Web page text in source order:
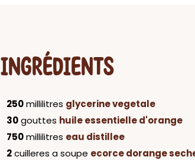
INGRÉDIENTS
250millilitres glycerine vegetale
30gouttes huile essentielle d'orange
750millilitres eau distillee
2cuilleres a soupe ecorce dorange